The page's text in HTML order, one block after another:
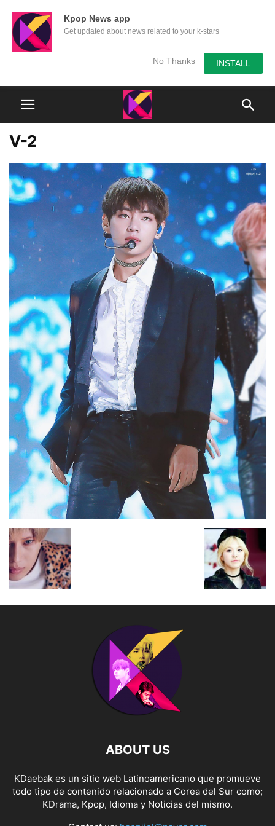
Kpop News app
Get updated about news related to your k-stars
No Thanks INSTALL
V-2
ABOUT US
KDaebak es un sitio web Latinoamericano que promueve
todo tipo de contenido relacionado a Corea del Sur como;
KDrama, Kpop, Idioma y Noticias del mismo.